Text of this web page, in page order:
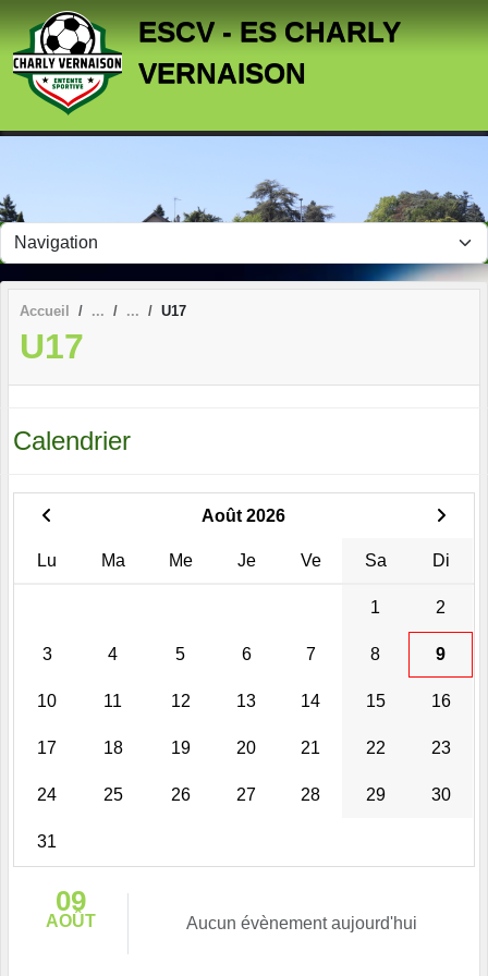
ESCV - ES CHARLY
VERNAISON
Accueil U17
U17
Calendrier
Août 2026
Lu Ma Me Je Ve Sa Di
1 2
3 4 5 6 7 8 9
10 11 12 13 14 15 16
17 18 19 20 21 22 23
24 25 26 27 28 29 30
31
09
AOÛT Aucun évènement aujourd'hui
Panneau de gestion des cookies